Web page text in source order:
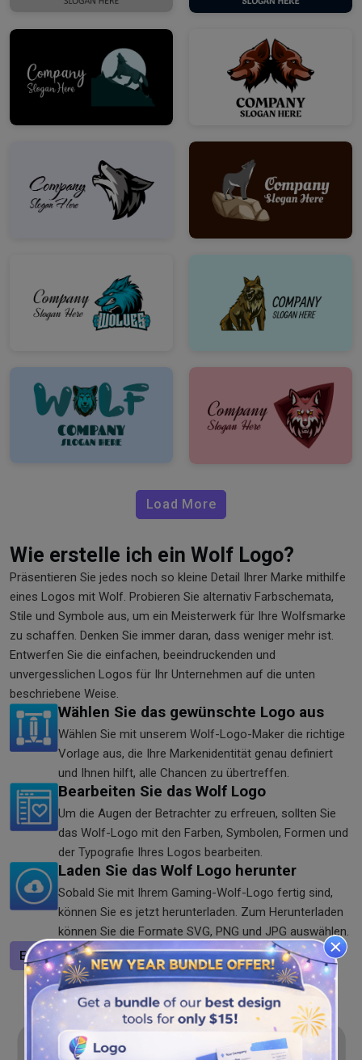
Load More
Wie erstelle ich ein Wolf Logo?
Präsentieren Sie jedes noch so kleine Detail Ihrer Marke mithilfe
eines Logos mit Wolf. Probieren Sie alternativ Farbschemata,
Stile und Symbole aus, um ein Meisterwerk für Ihre Wolfsmarke
zu schaffen. Denken Sie immer daran, dass weniger mehr ist.
Entwerfen Sie die einfachen, beeindruckenden und
unvergesslichen Logos für Ihr Unternehmen auf die unten
beschriebene Weise.
Wählen Sie das gewünschte Logo aus
Wählen Sie mit unserem Wolf-Logo-Maker die richtige
Vorlage aus, die Ihre Markenidentität genau definiert
und Ihnen hilft, alle Chancen zu übertreffen.
Bearbeiten Sie das Wolf Logo
Um die Augen der Betrachter zu erfreuen, sollten Sie
das Wolf-Logo mit den Farben, Symbolen, Formen und
der Typografie Ihres Logos bearbeiten.
Laden Sie das Wolf Logo herunter
Sobald Sie mit Ihrem Gaming-Wolf-Logo fertig sind,
können Sie es jetzt herunterladen. Zum Herunterladen
können Sie die Formate SVG, PNG und JPG auswählen.
Entwerfen Sie ein Logo